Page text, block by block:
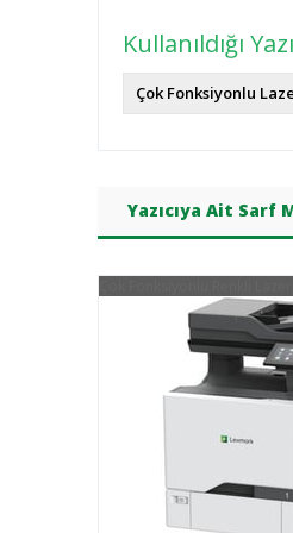
Kullanıldığı
Çok Fonksiyonlu
Yazıcıya Ait Sarf